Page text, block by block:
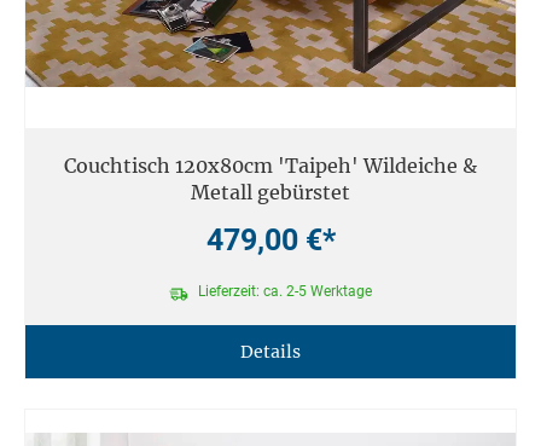
Couchtisch 120x80cm 'Taipeh' Wildeiche &
Metall gebürstet
479,00 €*
Lieferzeit: ca. 2-5 Werktage
Details